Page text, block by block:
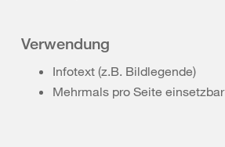
Verwendung
Infotext (z.B. Bildlegende)
Mehrmals pro Seite einsetzbar